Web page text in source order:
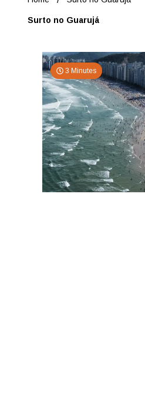
Surto no Guarujá
3 Minutes